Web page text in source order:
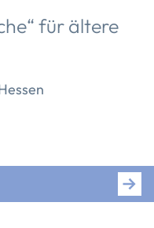
für ältere